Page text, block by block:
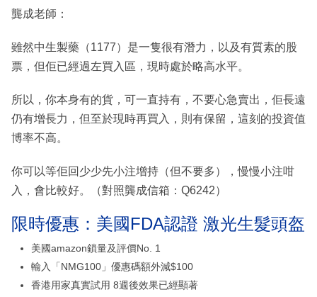
龔成老師：
雖然中生製藥（1177）是一隻很有潛力，以及有質素的股
票，但佢已經過左買入區，現時處於略高水平。
所以，你本身有的貨，可一直持有，不要心急賣出，佢長遠
仍有增長力，但至於現時再買入，則有保留，這刻的投資值
博率不高。
你可以等佢回少少先小注增持（但不要多），慢慢小注咁
入，會比較好。（對照龔成信箱：Q6242）
限時優惠：美國FDA認證 激光生髮頭盔
美國amazon鎖量及評價No. 1
輸入「NMG100」優惠碼額外減$100
香港用家真實試用 8週後效果已經顯著